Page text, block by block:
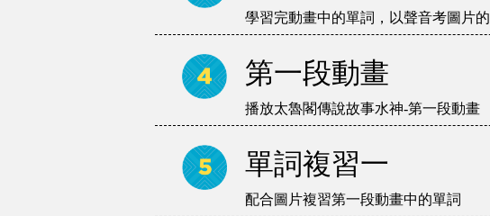
學習完動畫中的單詞，以聲音考圖片
第一段動畫
播放太魯閣傳說故事水神-第一段動畫
單詞複習一
配合圖片複習第一段動畫中的單詞